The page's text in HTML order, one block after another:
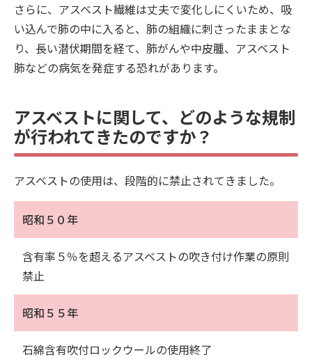
さらに、アスベスト繊維は丈夫で変化しにくいため、吸
い込んで肺の中に入ると、肺の組織に刺さったままとな
り、長い潜伏期間を経て、肺がんや中皮腫、アスベスト
肺などの病気を発症する恐れがあります。
アスベストに関して、どのような規制
が行われてきたのですか？
アスベストの使用は、段階的に禁止されてきました。
昭和５０年
含有率５％を超えるアスベストの吹き付け作業の原則
禁止
昭和５５年
石綿含有吹付ロックウールの使用終了